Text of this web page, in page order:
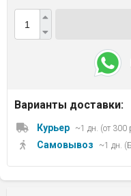
Варианты доставки:
Курьер ~1 дн. (от 300
Самовывоз ~1 дн.